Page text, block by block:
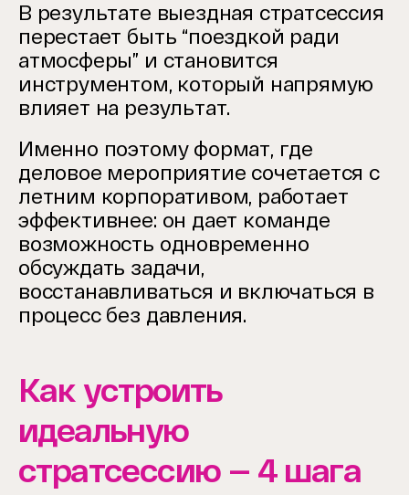
В результате выездная стратсессия
перестает быть “поездкой ради
атмосферы” и становится
инструментом, который напрямую
влияет на результат.
Именно поэтому формат, где
деловое мероприятие сочетается с
летним корпоративом, работает
эффективнее: он дает команде
возможность одновременно
обсуждать задачи,
восстанавливаться и включаться в
процесс без давления.
Как устроить
идеальную
стратсессию — 4 шага